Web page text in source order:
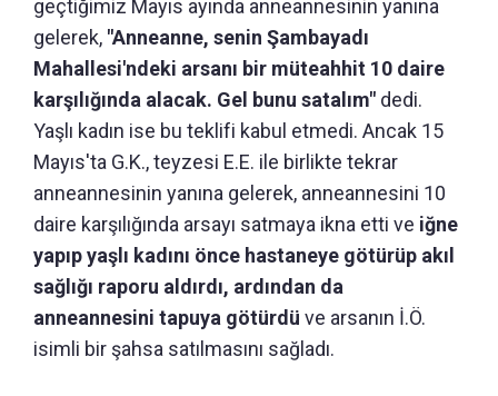
geçtiğimiz Mayıs ayında anneannesinin yanına
gelerek, "Anneanne, senin Şambayadı
Mahallesi'ndeki arsanı bir müteahhit 10 daire
karşılığında alacak. Gel bunu satalım" dedi.
Yaşlı kadın ise bu teklifi kabul etmedi. Ancak 15
Mayıs'ta G.K., teyzesi E.E. ile birlikte tekrar
anneannesinin yanına gelerek, anneannesini 10
daire karşılığında arsayı satmaya ikna etti ve iğne
yapıp yaşlı kadını önce hastaneye götürüp akıl
sağlığı raporu aldırdı, ardından da
anneannesini tapuya götürdü ve arsanın İ.Ö.
isimli bir şahsa satılmasını sağladı.